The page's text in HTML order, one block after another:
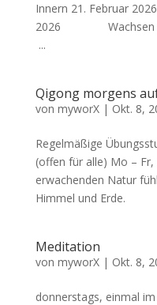
Innern 21. Februar
2026 Wachsen und
...
Qigong morgens
von myworX| Okt. 8,
Regelmäßige
(offen für alle) Mo –
erwachenden Natur
Himmel und Erde.
Meditation
von myworX| Okt. 8,
donnerstags, einmal